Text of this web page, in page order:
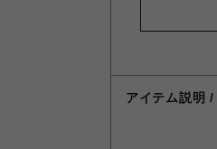
アイテム説明 /